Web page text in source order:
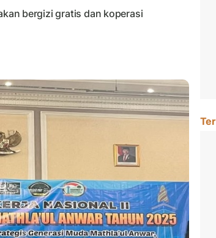
bergizi gratis dan koperasi